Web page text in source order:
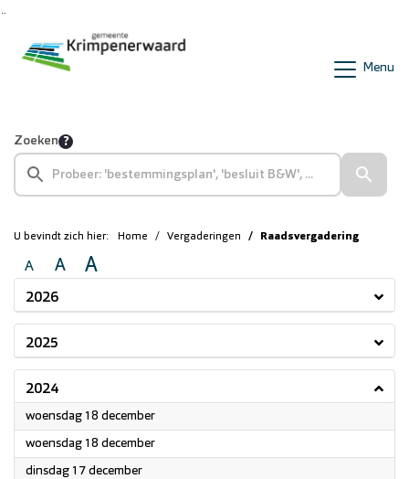
Menu
Zoeken
U bevindt zich hier: Home Vergaderingen Raadsvergadering
A A A
2026
2025
2024
woensdag 18 december2024
woensdag 18 december2024
dinsdag 17 december2024